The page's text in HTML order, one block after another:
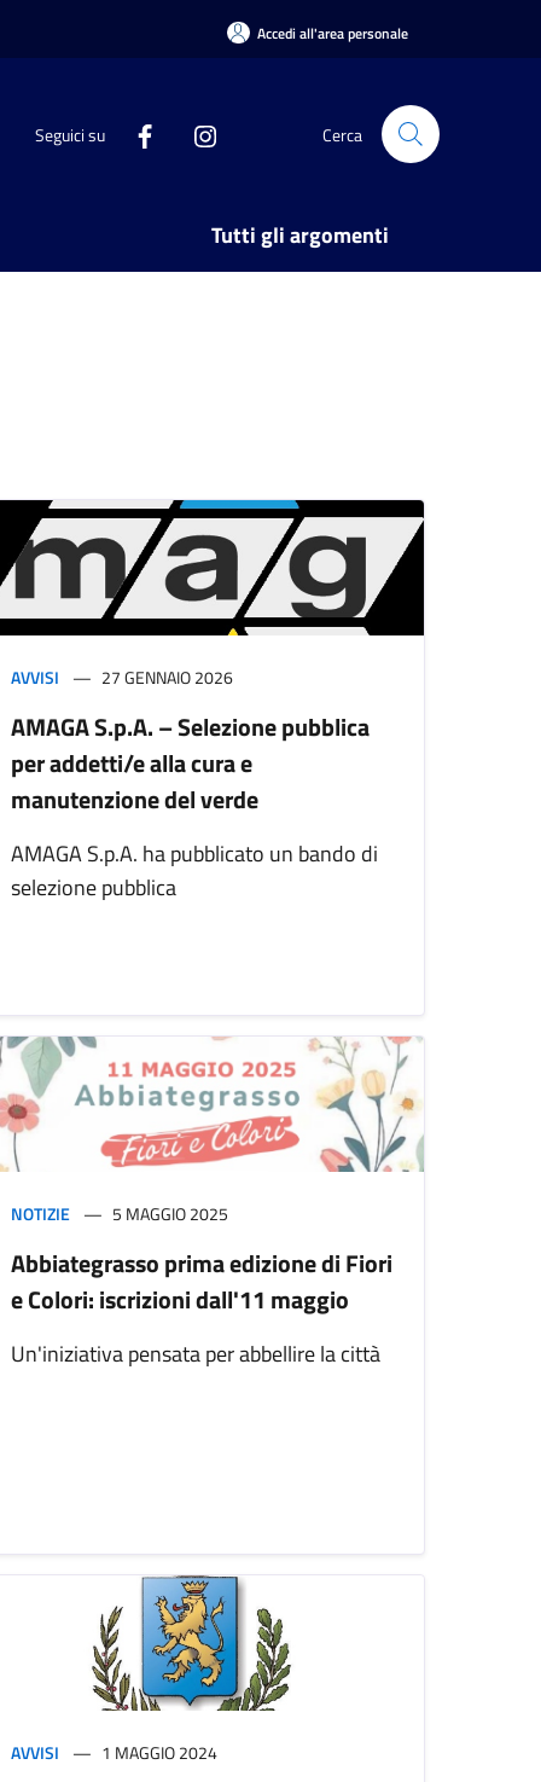
Accedi all'area personale
Seguici su Cerca
Tutti gli argomenti
AVVISI 27 GENNAIO 2026
AMAGA S.p.A. – Selezione pubblica
per addetti/e alla cura e
manutenzione del verde
AMAGA S.p.A. ha pubblicato un bando di
selezione pubblica
NOTIZIE 5 MAGGIO 2025
Abbiategrasso prima edizione di Fiori
e Colori: iscrizioni dall'11 maggio
Un'iniziativa pensata per abbellire la città
AVVISI 1 MAGGIO 2024